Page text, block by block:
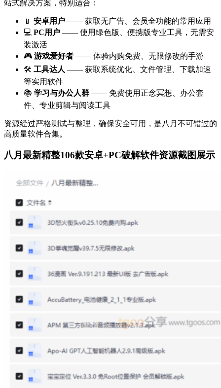
站式解决方案，特别适合：
📱 安卓用户 —— 获取无广告、会员全功能的常用应用
💻 PC用户 —— 使用绿色版、便携版专业工具，无需安
装激活
🎮 游戏爱好者 —— 体验内购免费、无限修改的手游
🛠 工具达人 —— 获取系统优化、文件管理、下载加速
等实用软件
📚 学习与办公人群 —— 免费使用正念冥想、办公套
件、专业剪辑与阅读工具
资源经过严格测试与整理，确保安全可用，是八月不可错过的
高质量软件合集。
八月最新精整106款安卓+PC破解软件资源截图展示